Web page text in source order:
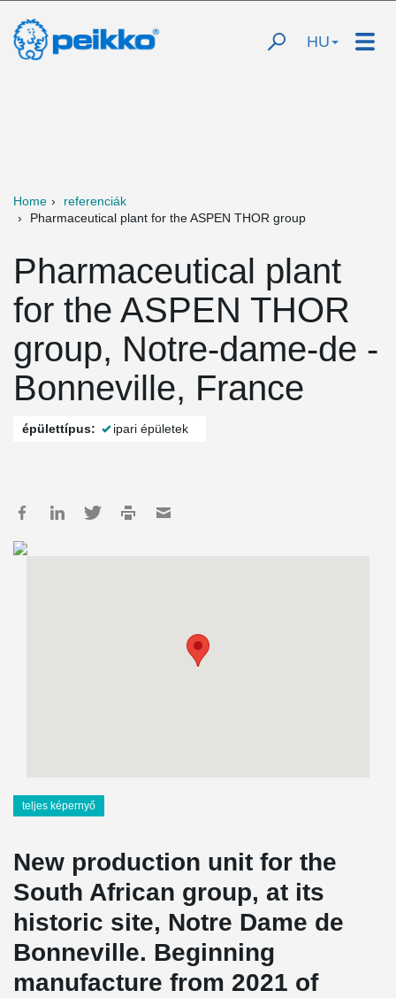
HU
Home
referenciák
Pharmaceutical plant for the ASPEN THOR group
Pharmaceutical plant
for the ASPEN THOR
group, Notre-dame-de -
Bonneville, France
épülettípus: ipari épületek
teljes képernyő
New production unit for the
South African group, at its
historic site, Notre Dame de
Bonneville. Beginning
manufacture from 2021 of